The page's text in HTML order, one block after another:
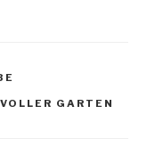
GARTEN